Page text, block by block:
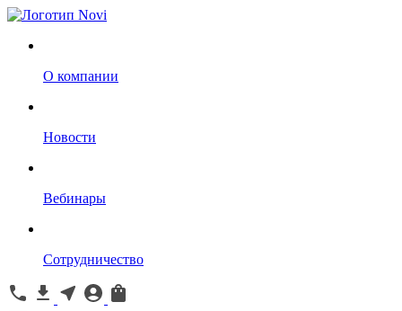
О компании
Новости
Вебинары
Сотрудничество